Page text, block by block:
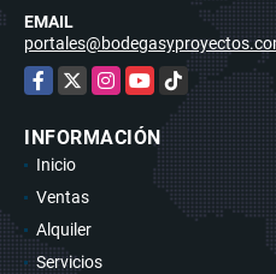
EMAIL
Facebook
X Instagram
YouTubeTikTok
INFORMACIÓN
Inicio
Ventas
Alquiler
Servicios